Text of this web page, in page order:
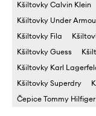
Kšiltovky Calvin Klein
Kšiltovky Under
Kšiltovky Fila
Kšiltovky Guess
Kšiltovky Karl
Kšiltovky Superdry
Čepice Tommy Hilfiger